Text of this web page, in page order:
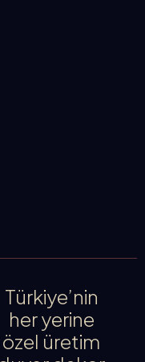
Türkiye’nin
her yerine
özel üretim